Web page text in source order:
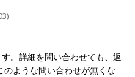
。詳細を問い合わせても、返
ような問い合わせが無くな